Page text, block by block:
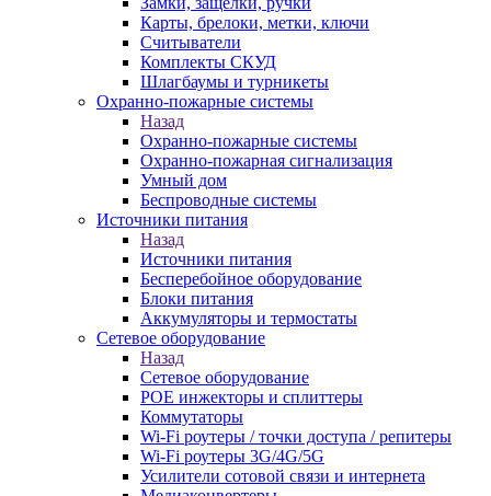
Карты, брелоки, метки, ключи
Считыватели
Комплекты СКУД
Шлагбаумы и турникеты
Охранно-пожарные системы
Назад
Охранно-пожарные системы
Охранно-пожарная сигнализация
Умный дом
Беспроводные системы
Источники питания
Назад
Источники питания
Бесперебойное оборудование
Блоки питания
Аккумуляторы и термостаты
Сетевое оборудование
Назад
Сетевое оборудование
POE инжекторы и сплиттеры
Коммутаторы
Wi-Fi роутеры / точки доступа / репитеры
Wi-Fi роутеры 3G/4G/5G
Усилители сотовой связи и интернета